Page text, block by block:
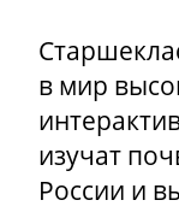
в мир
изучат
России и